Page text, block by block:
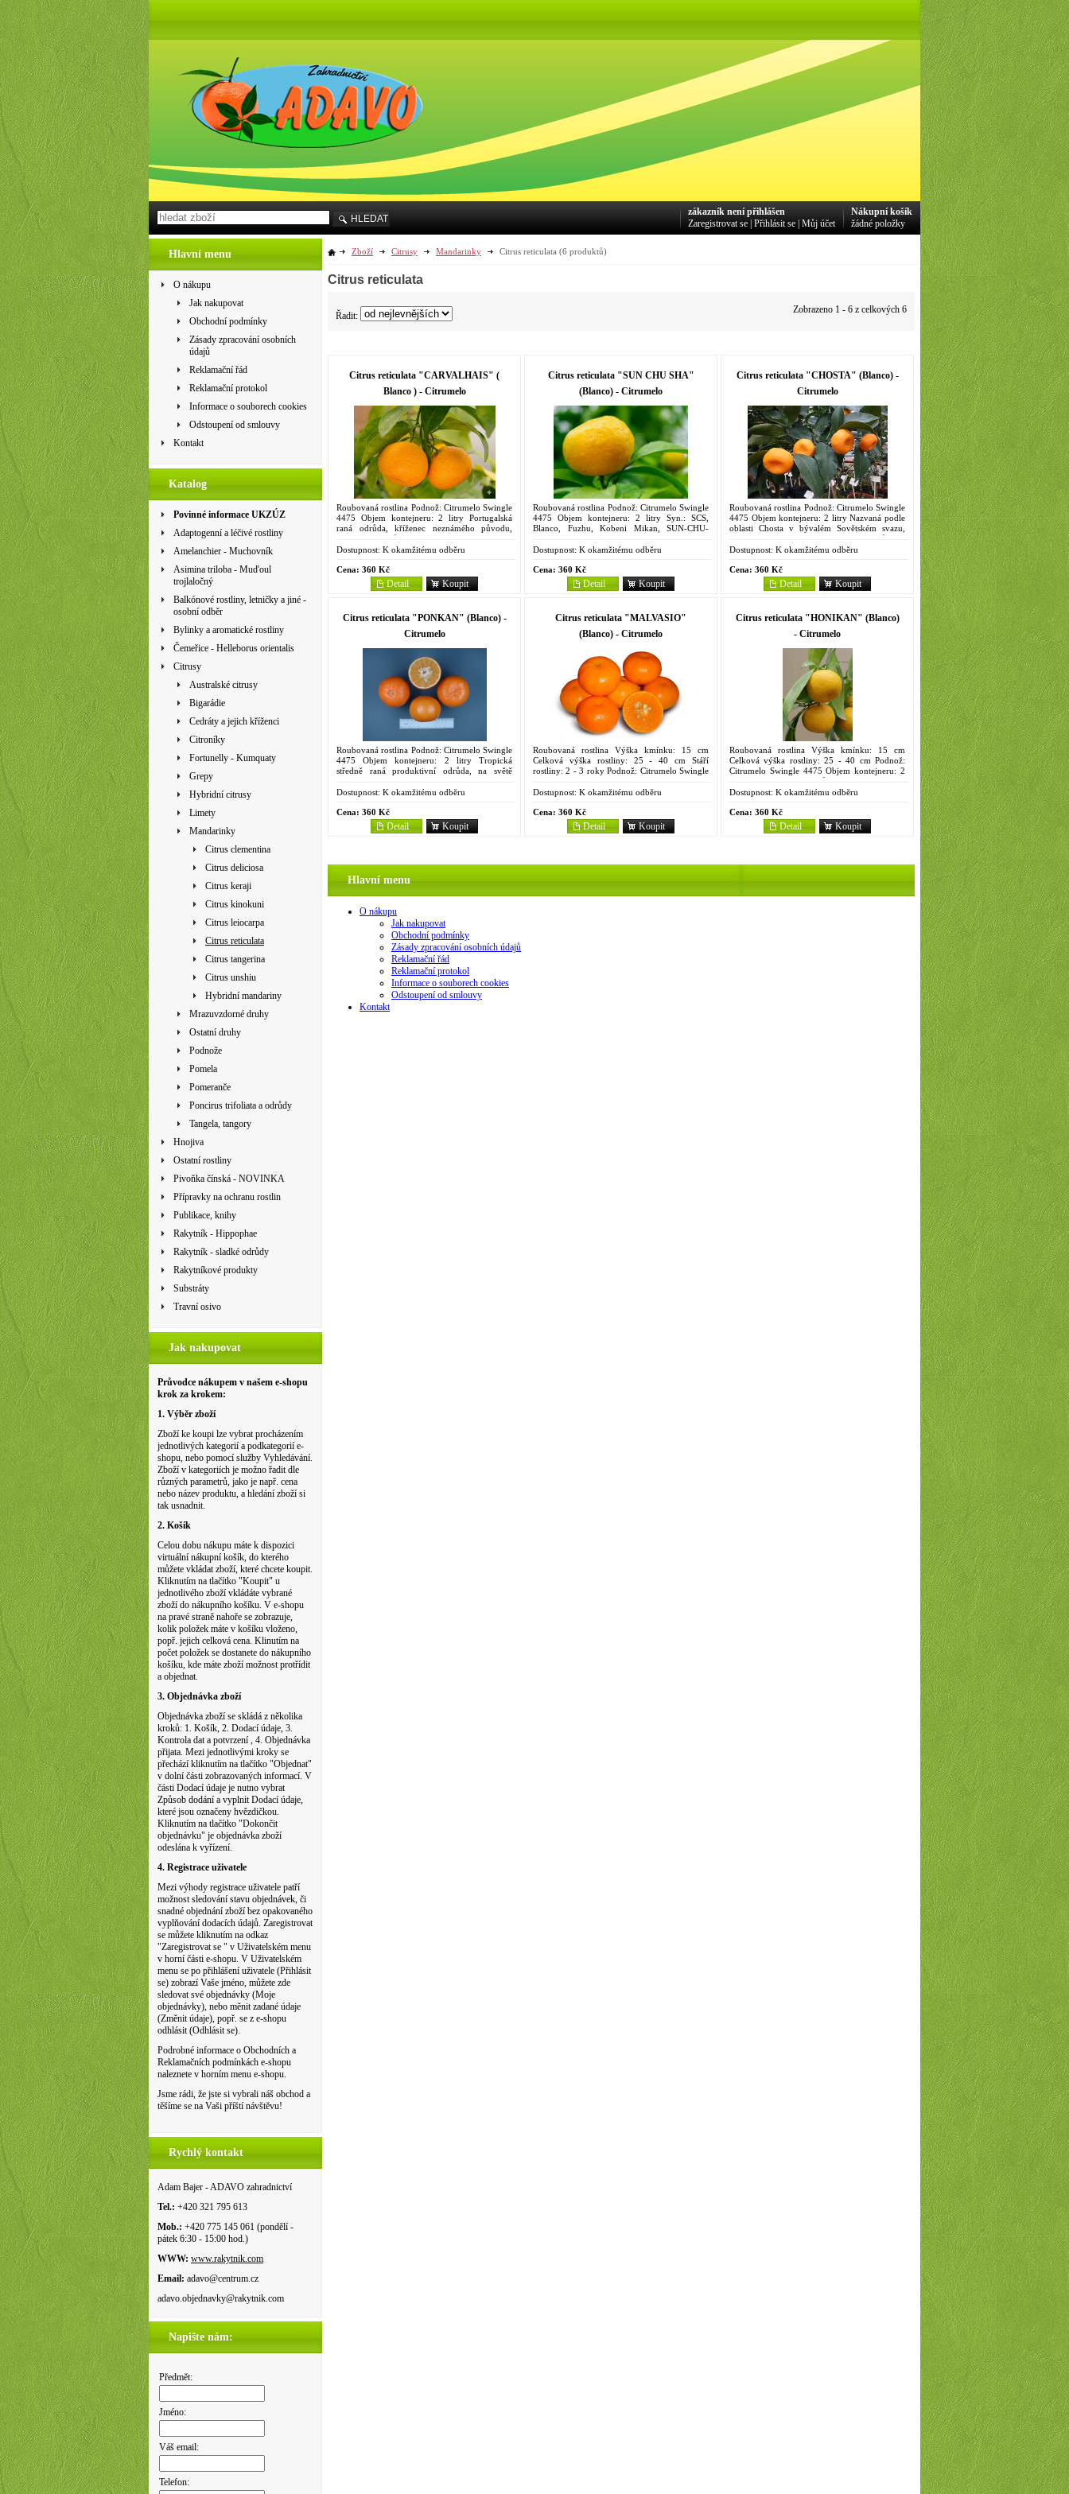
Hlavní menu
O nákupu
Jak nakupovat
Obchodní podmínky
Zásady zpracování osobních
údajů
Reklamační řád
Reklamační protokol
Informace o souborech cookies
Odstoupení od smlouvy
Kontakt
Katalog
Povinné informace UKZÚZ
Adaptogenní a léčivé rostliny
Amelanchier - Muchovník
Asimina triloba - Muďoul
trojlaločný
Balkónové rostliny, letničky a jiné -
osobní odběr
Bylinky a aromatické rostliny
Čemeřice - Helleborus orientalis
Citrusy
Australské citrusy
Bigarádie
Cedráty a jejich kříženci
Citroníky
Fortunelly - Kumquaty
Grepy
Hybridní citrusy
Limety
Mandarinky
Citrus clementina
Citrus deliciosa
Citrus keraji
Citrus kinokuni
Citrus leiocarpa
Citrus reticulata
Citrus tangerina
Citrus unshiu
Hybridní mandariny
Mrazuvzdorné druhy
Ostatní druhy
Podnože
Pomela
Pomeranče
Poncirus trifoliata a odrůdy
Tangela, tangory
Hnojiva
Ostatní rostliny
Pivoňka čínská - NOVINKA
Přípravky na ochranu rostlin
Publikace, knihy
Rakytník - Hippophae
Rakytník - sladké odrůdy
Rakytníkové produkty
Substráty
Travní osivo
Jak nakupovat
Průvodce nákupem v našem e-shopu
krok za krokem:
1. Výběr zboží
Zboží ke koupi lze vybrat procházením
jednotlivých kategorií a podkategorií e-
shopu, nebo pomocí služby Vyhledávání.
Zboží v kategoriích je možno řadit dle
různých parametrů, jako je např. cena
nebo název produktu, a hledání zboží si
tak usnadnit.
2. Košík
Celou dobu nákupu máte k dispozici
virtuální nákupní košík, do kterého
můžete vkládat zboží, které chcete koupit.
Kliknutím na tlačítko "Koupit" u
jednotlivého zboží vkládáte vybrané
zboží do nákupního košíku. V e-shopu
na pravé straně nahoře se zobrazuje,
kolik položek máte v košíku vloženo,
popř. jejich celková cena. Klinutím na
počet položek se dostanete do nákupního
košíku, kde máte zboží možnost protřídit
a objednat.
3. Objednávka zboží
Objednávka zboží se skládá z několika
kroků: 1. Košík, 2. Dodací údaje, 3.
Kontrola dat a potvrzení , 4. Objednávka
přijata. Mezi jednotlivými kroky se
přechází kliknutím na tlačítko "Objednat"
v dolní části zobrazovaných informací. V
části Dodací údaje je nutno vybrat
Způsob dodání a vyplnit Dodací údaje,
které jsou označeny hvězdičkou.
Kliknutím na tlačítko "Dokončit
objednávku" je objednávka zboží
odeslána k vyřízení.
4. Registrace uživatele
Mezi výhody registrace uživatele patří
možnost sledování stavu objednávek, či
snadné objednání zboží bez opakovaného
vyplňování dodacích údajů. Zaregistrovat
se můžete kliknutím na odkaz
"Zaregistrovat se " v Uživatelském menu
v horní části e-shopu. V Uživatelském
menu se po přihlášení uživatele (Přihlásit
se) zobrazí Vaše jméno, můžete zde
sledovat své objednávky (Moje
objednávky), nebo měnit zadané údaje
(Změnit údaje), popř. se z e-shopu
odhlásit (Odhlásit se).
Podrobné informace o Obchodních a
Reklamačních podmínkách e-shopu
naleznete v horním menu e-shopu.
Jsme rádi, že jste si vybrali náš obchod a
těšíme se na Vaši příští návštěvu!
Rychlý kontakt
Adam Bajer - ADAVO zahradnictví
Tel.: +420 321 795 613
Mob.: +420 775 145 061 (pondělí -
pátek 6:30 - 15:00 hod.)
WWW: www.rakytnik.com
Email: adavo@centrum.cz
adavo.objednavky@rakytnik.com
Napište nám:
Předmět:
Jméno:
Váš email:
Telefon:
Zboží Citrusy Mandarinky Citrus reticulata (6 produktů)
Citrus reticulata
Řadit:
Zobrazeno 1 - 6 z celkových 6
Citrus reticulata "CARVALHAIS" (
Blanco ) - Citrumelo
Roubovaná rostlina Podnož: Citrumelo Swingle
4475 Objem kontejneru: 2 litry Portugalská
raná odrůda, kříženec neznámého původu,
jedním z rodičů je asi středozemní mandarina
'Mediterranean'. V...
Dostupnost: K okamžitému odběru
Cena: 360 Kč
Koupit
Detail
Citrus reticulata "SUN CHU SHA"
(Blanco) - Citrumelo
Roubovaná rostlina Podnož: Citrumelo Swingle
4475 Objem kontejneru: 2 litry Syn.: SCS,
Blanco, Fuzhu, Kobeni Mikan, SUN-CHU-
dostala do USA r. 1921...
Dostupnost: K okamžitému odběru
Cena: 360 Kč
Koupit
Detail
Citrus reticulata "CHOSTA" (Blanco) -
Citrumelo
Roubovaná rostlina Podnož: Citrumelo Swingle
4475 Objem kontejneru: 2 litry Nazvaná podle
oblasti Chosta v bývalém Sovětském svazu,
odkud pochází. Pomalu rostoucí odrůda s
malými, temně zelenými...
Dostupnost: K okamžitému odběru
Cena: 360 Kč
Koupit
Detail
Citrus reticulata "PONKAN" (Blanco) -
Citrumelo
Roubovaná rostlina Podnož: Citrumelo Swingle
4475 Objem kontejneru: 2 litry Tropická
středně raná produktivní odrůda, na světě
střídavou plodností....
Dostupnost: K okamžitému odběru
Cena: 360 Kč
Koupit
Detail
Citrus reticulata "MALVASIO"
(Blanco) - Citrumelo
Roubovaná rostlina Výška kmínku: 15 cm
Celková výška rostliny: 25 - 40 cm Stáří
rostliny: 2 - 3 roky Podnož: Citrumelo Swingle
velmi pozdní odrůda...
Dostupnost: K okamžitému odběru
Cena: 360 Kč
Koupit
Detail
Citrus reticulata "HONIKAN" (Blanco)
- Citrumelo
Roubovaná rostlina Výška kmínku: 15 cm
Celková výška rostliny: 25 - 40 cm Podnož:
Citrumelo Swingle 4475 Objem kontejneru: 2
litry Strom slabšího růstu, plody výrazně
zploštělé, dužnina dobré...
Dostupnost: K okamžitému odběru
Cena: 360 Kč
Koupit
Detail
Hlavní menu
O nákupu
Jak nakupovat
Obchodní podmínky
Zásady zpracování osobních údajů
Reklamační řád
Reklamační protokol
Informace o souborech cookies
Odstoupení od smlouvy
Kontakt
HLEDAT
Nákupní košík
žádné položky
zákazník není přihlášen
Zaregistrovat se Přihlásit se Můj účet